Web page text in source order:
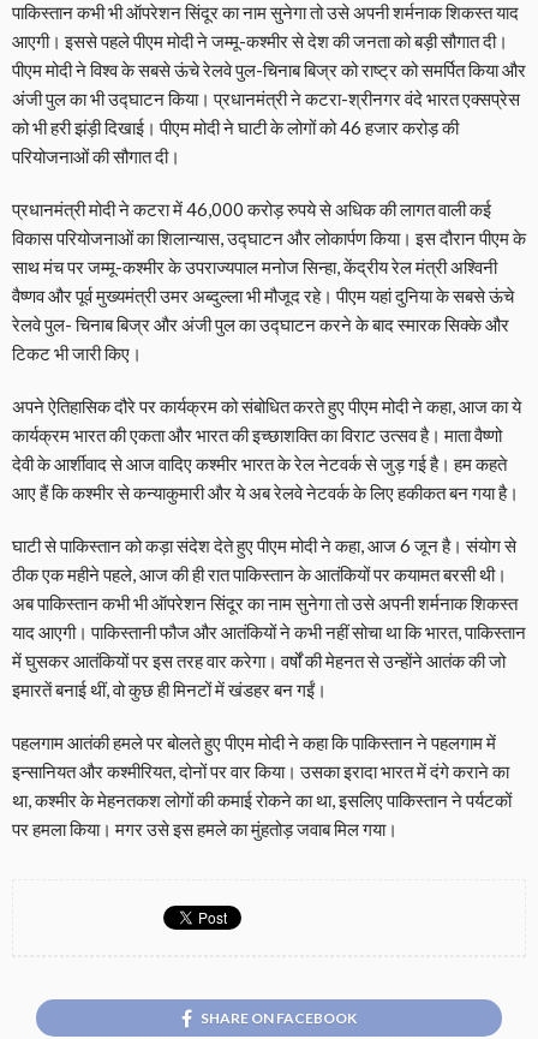
पाकिस्तान कभी भी ऑपरेशन सिंदूर का नाम सुनेगा तो उसे अपनी शर्मनाक शिकस्त याद
आएगी। इससे पहले पीएम मोदी ने जम्मू-कश्मीर से देश की जनता को बड़ी सौगात दी।
पीएम मोदी ने विश्व के सबसे ऊंचे रेलवे पुल-चिनाब बिज्र को राष्ट्र को समर्पित किया और
अंजी पुल का भी उद्घाटन किया। प्रधानमंत्री ने कटरा-श्रीनगर वंदे भारत एक्सप्रेस
को भी हरी झंड़ी दिखाई। पीएम मोदी ने घाटी के लोगों को 46 हजार करोड़ की
परियोजनाओं की सौगात दी।
प्रधानमंत्री मोदी ने कटरा में 46,000 करोड़ रुपये से अधिक की लागत वाली कई
विकास परियोजनाओं का शिलान्यास, उद्घाटन और लोकार्पण किया। इस दौरान पीएम के
साथ मंच पर जम्मू-कश्मीर के उपराज्यपाल मनोज सिन्हा, केंद्रीय रेल मंत्री अश्विनी
वैष्णव और पूर्व मुख्यमंत्री उमर अब्दुल्ला भी मौजूद रहे। पीएम यहां दुनिया के सबसे ऊंचे
रेलवे पुल- चिनाब बिज्र और अंजी पुल का उद्घाटन करने के बाद स्मारक सिक्के और
टिकट भी जारी किए।
अपने ऐतिहासिक दौरे पर कार्यक्रम को संबोधित करते हुए पीएम मोदी ने कहा, आज का ये
कार्यक्रम भारत की एकता और भारत की इच्छाशक्ति का विराट उत्सव है। माता वैष्णो
देवी के आर्शीवाद से आज वादिए कश्मीर भारत के रेल नेटवर्क से जुड़ गई है। हम कहते
आए हैं कि कश्मीर से कन्याकुमारी और ये अब रेलवे नेटवर्क के लिए हकीकत बन गया है।
घाटी से पाकिस्तान को कड़ा संदेश देते हुए पीएम मोदी ने कहा, आज 6 जून है। संयोग से
ठीक एक महीने पहले, आज की ही रात पाकिस्तान के आतंकियों पर कयामत बरसी थी।
अब पाकिस्तान कभी भी ऑपरेशन सिंदूर का नाम सुनेगा तो उसे अपनी शर्मनाक शिकस्त
याद आएगी। पाकिस्तानी फौज और आतंकियों ने कभी नहीं सोचा था कि भारत, पाकिस्तान
में घुसकर आतंकियों पर इस तरह वार करेगा। वर्षों की मेहनत से उन्होंने आतंक की जो
इमारतें बनाई थीं, वो कुछ ही मिनटों में खंडहर बन गईं।
पहलगाम आतंकी हमले पर बोलते हुए पीएम मोदी ने कहा कि पाकिस्तान ने पहलगाम में
इन्सानियत और कश्मीरियत, दोनों पर वार किया। उसका इरादा भारत में दंगे कराने का
था, कश्मीर के मेहनतकश लोगों की कमाई रोकने का था, इसलिए पाकिस्तान ने पर्यटकों
पर हमला किया। मगर उसे इस हमले का मुंहतोड़ जवाब मिल गया।
SHARE ON FACEBOOK